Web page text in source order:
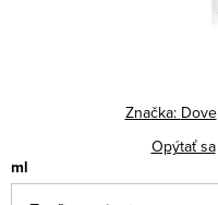
ml
Značka: Dove
Opýtať sa